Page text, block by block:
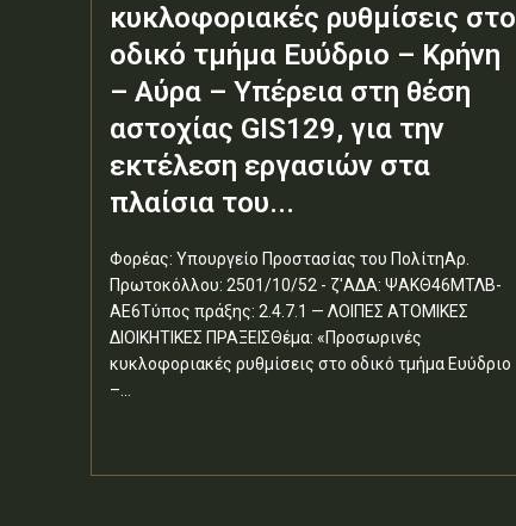
κυκλοφοριακές ρυθμίσεις στο
οδικό τμήμα Ευύδριο – Κρήνη
– Αύρα – Υπέρεια στη θέση
αστοχίας GIS129, για την
εκτέλεση εργασιών στα
πλαίσια του...
Φορέας: Υπουργείο Προστασίας του ΠολίτηΑρ.
Πρωτοκόλλου: 2501/10/52 - ζ'ΑΔΑ: ΨΑΚΘ46ΜΤΛΒ-
ΑΕ6Τύπος πράξης: 2.4.7.1 — ΛΟΙΠΕΣ ΑΤΟΜΙΚΕΣ
ΔΙΟΙΚΗΤΙΚΕΣ ΠΡΑΞΕΙΣΘέμα: «Προσωρινές
κυκλοφοριακές ρυθμίσεις στο οδικό τμήμα Ευύδριο
–...